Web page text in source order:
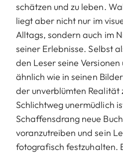
schätzen und zu leben.
liegt aber nicht nur im
Alltags, sondern auch im
seiner Erlebnisse. Selbst
den Leser seine Versionen
ähnlich wie in seinen
der unverblümten Realität
Schlichtweg unermüdlich
Schaffensdrang neue
voranzutreiben und sein
fotografisch festzuhalten.